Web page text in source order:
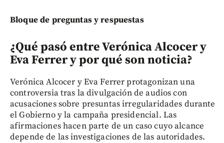
Bloque de preguntas y respuestas
¿Qué pasó entre Verónica Alcocer y
Eva Ferrer y por qué son noticia?
Verónica Alcocer y Eva Ferrer protagonizan una
controversia tras la divulgación de audios con
acusaciones sobre presuntas irregularidades durante
el Gobierno y la campaña presidencial. Las
afirmaciones hacen parte de un caso cuyo alcance
depende de las investigaciones de las autoridades.